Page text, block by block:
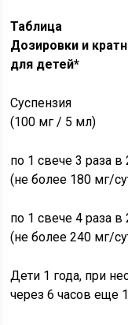
Таблица
Дозировки и
для детей*
Суспензия
(100 мг / 5 мл)
по 1 свече 3 раза в
(не более 180 мг/
по 1 свече 4 раза в
(не более 240 мг/
Дети 1 года, при
через 6 часов еще